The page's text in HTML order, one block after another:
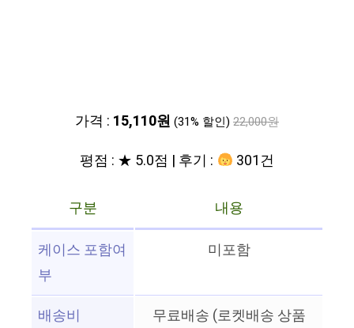
가격 : 15,110원 (31% 할인) 22,000원
평점 : ★ 5.0점 | 후기 : 301건
구분
내용
케이스 포함여
부
미포함
배송비
무료배송 (로켓배송 상품